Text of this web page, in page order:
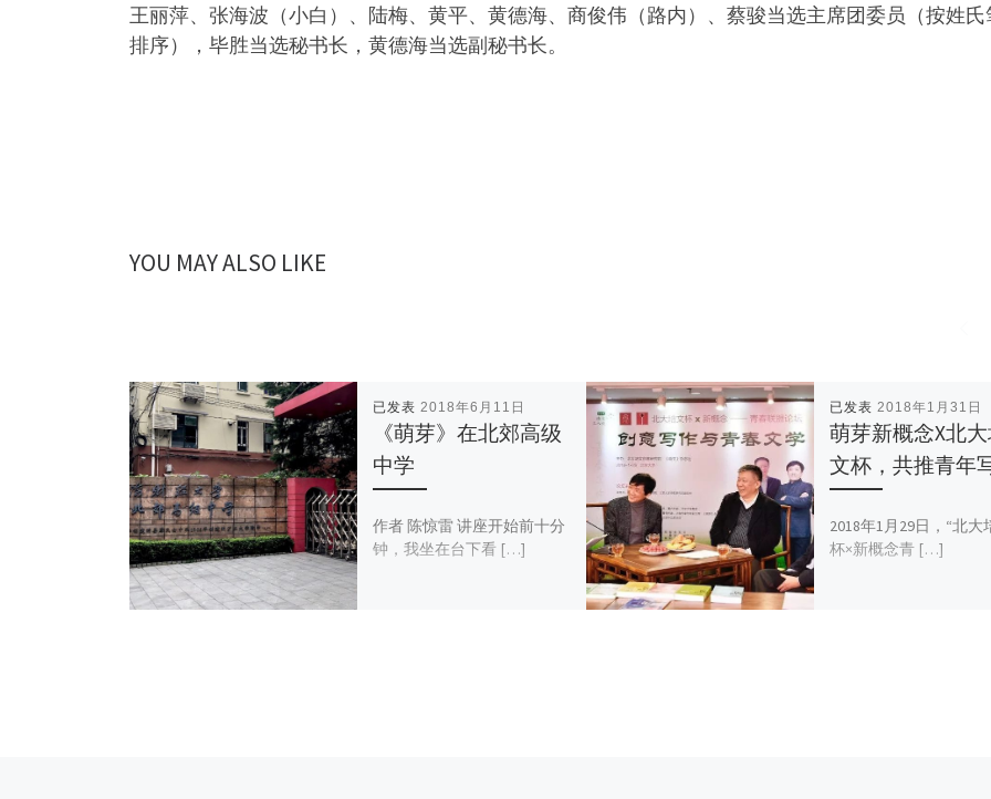
王丽萍、张海波（小白）、陆梅、黄平、黄德海、商俊伟（路内）、蔡骏当选主席团委员（按姓氏
排序），毕胜当选秘书长，黄德海当选副秘书长。
YOU MAY ALSO LIKE
已发表2018年6月11日
《萌芽》在北郊高级
中学
作者 陈惊雷 讲座开始前十分
钟，我坐在台下看 […]
已发表 2018年1月31日
萌芽新概念X北
文杯，共推青年
2018年1月29日，“北大
杯×新概念青 […]